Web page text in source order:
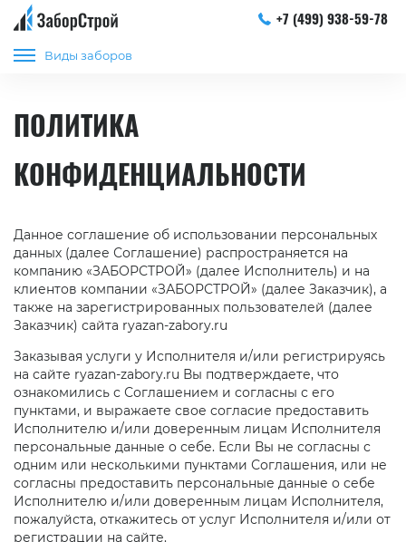
+7 (499) 938-59-78
Виды заборов
ПОЛИТИКА
КОНФИДЕНЦИАЛЬНОСТИ
Данное соглашение об использовании персональных
данных (далее Соглашение) распространяется на
компанию «ЗАБОРСТРОЙ» (далее Исполнитель) и на
клиентов компании «ЗАБОРСТРОЙ» (далее Заказчик), а
также на зарегистрированных пользователей (далее
Заказчик) сайта ryazan-zabory.ru
Заказывая услуги у Исполнителя и/или регистрируясь
на сайте ryazan-zabory.ru Вы подтверждаете, что
ознакомились с Соглашением и согласны с его
пунктами, и выражаете свое согласие предоставить
Исполнителю и/или доверенным лицам Исполнителя
персональные данные о себе. Если Вы не согласны с
одним или несколькими пунктами Соглашения, или не
согласны предоставить персональные данные о себе
Исполнителю и/или доверенным лицам Исполнителя,
пожалуйста, откажитесь от услуг Исполнителя и/или от
регистрации на сайте.